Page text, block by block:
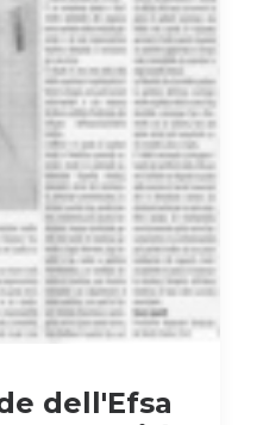
dell'Efsa